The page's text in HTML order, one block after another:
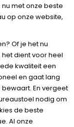
met onze beste
op onze website,
Of je het nu
dient voor heel
kwaliteit een
en gaat lang
En vergeet
nodig om
de beste
Al onze